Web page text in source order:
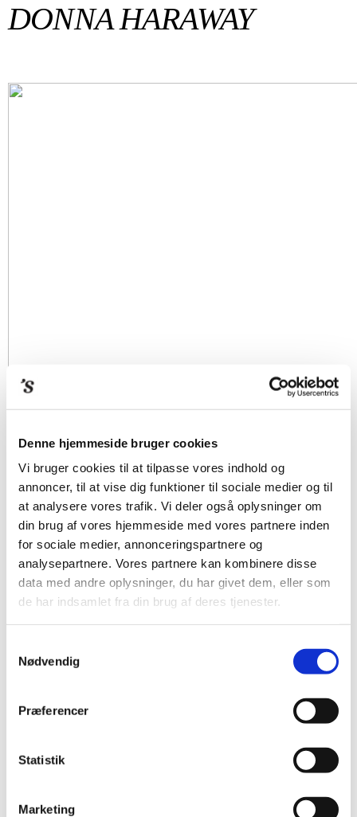
Denne hjemmeside bruger cookies
Vi bruger cookies til at tilpasse vores indhold og
annoncer, til at vise dig funktioner til sociale medier og til
at analysere vores trafik. Vi deler også oplysninger om
din brug af vores hjemmeside med vores partnere inden
for sociale medier, annonceringspartnere og
analysepartnere. Vores partnere kan kombinere disse
data med andre oplysninger, du har givet dem, eller som
de har indsamlet fra din brug af deres tjenester.
Nødvendig
Præferencer
Statistik
Marketing
DONNA HARAWAY